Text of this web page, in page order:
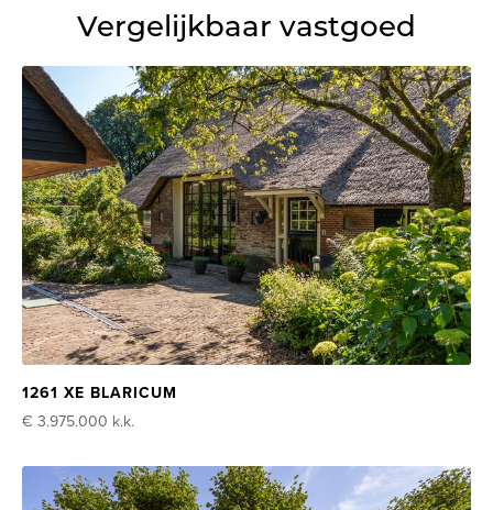
Vergelijkbaar vastgoed
1261 XE BLARICUM
€ 3.975.000 k.k.